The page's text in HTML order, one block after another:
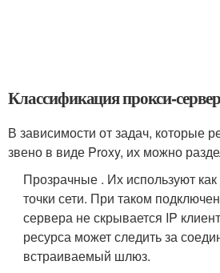
Классификация прокси-
В зависимости от задач, которые
звено в виде Proxy, их можно
Прозрачные . Их используют
точки сети. При таком
сервера не скрывается IP
ресурса может следить за
встраиваемый шлюз.